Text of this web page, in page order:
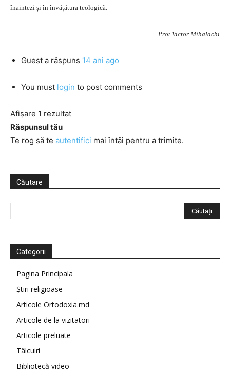
înaintezi și în învățătura teologică.
Prot Victor Mihalachi
Guest a răspuns 14 ani ago
You must login to post comments
Afișare 1 rezultat
Răspunsul tău
Te rog să te autentifici mai întâi pentru a trimite.
Căutare
Categorii
Pagina Principala
Știri religioase
Articole Ortodoxia.md
Articole de la vizitatori
Articole preluate
Tâlcuiri
Bibliotecă video